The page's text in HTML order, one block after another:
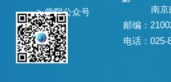
南京邮
邮编：
电话：025-
> 学院公众号